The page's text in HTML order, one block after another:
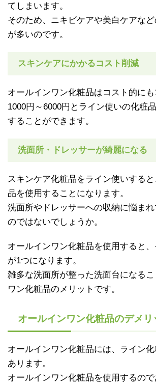
てしまいます。
そのため、ニキビケアや美白ケアな
が多いのです。
スキンケアにかかるコスト削減
オールインワン化粧品はコスト的にも
1000円～6000円とライン使いの化粧
することができます。
洗面所・ドレッサーが綺麗になる
スキンケア化粧品をライン使いする
品を使用することになります。
洗面所やドレッサーへの収納に悩ま
のではないでしょうか。
オールインワン化粧品を使用すると
が1つになります。
雑多な洗面所が整った洗面台になる
ワン化粧品のメリットです。
オールインワン化粧品のデメリ
オールインワン化粧品には、ライン
あります。
オールインワン化粧品を使用するの